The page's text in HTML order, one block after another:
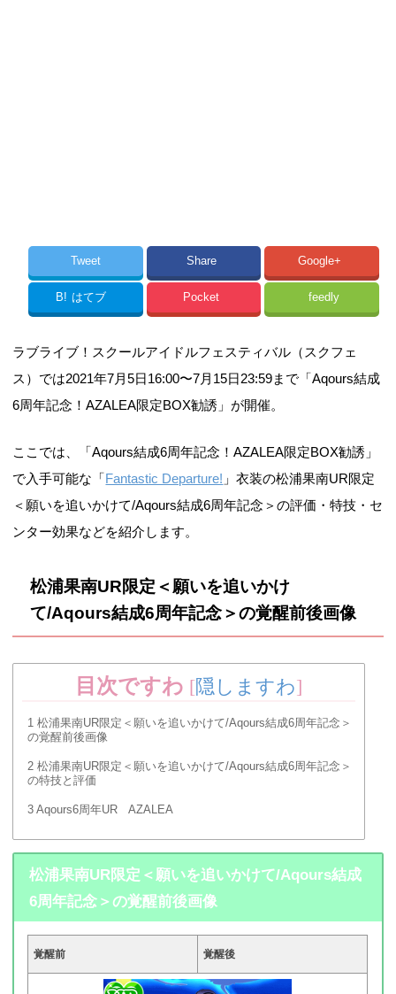
Tweet Share Google+
B! はてブ Pocket feedly
ラブライブ！スクールアイドルフェスティバル（スクフェ
ス）では2021年7月5日16:00〜7月15日23:59まで「Aqours結成
6周年記念！AZALEA限定BOX勧誘」が開催。
ここでは、「Aqours結成6周年記念！AZALEA限定BOX勧誘」
で入手可能な「Fantastic Departure! 」衣装の松浦果南UR限定
＜願いを追いかけて/Aqours結成6周年記念＞の評価・特技・セ
ンター効果などを紹介します。
松浦果南UR限定＜願いを追いかけ
て/Aqours結成6周年記念＞の覚醒前後画像
目次ですわ [隠しますわ]
1 松浦果南UR限定＜願いを追いかけて/Aqours結成6周年記念＞
の覚醒前後画像
2 松浦果南UR限定＜願いを追いかけて/Aqours結成6周年記念＞
の特技と評価
3 Aqours6周年UR AZALEA
松浦果南UR限定＜願いを追いかけて/Aqours結成
6周年記念＞の覚醒前後画像
覚醒前 覚醒後